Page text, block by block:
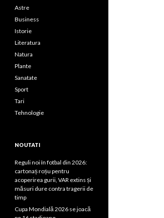
Astre
Business
Istorie
Literatura
Natura
Plante
Sanatate
Sport
Tari
Tehnologie
NOUTATI
Reguli noi în fotbal din 2026:
cartonaș roșu pentru
acoperirea gurii, VAR extins și
măsuri dure contra tragerii de
timp
Cupa Mondială 2026 se joacă